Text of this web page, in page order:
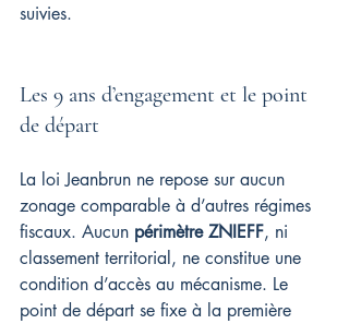
suivies.
Les 9 ans d’engagement et le point
de départ
La loi Jeanbrun ne repose sur aucun
zonage comparable à d’autres régimes
fiscaux. Aucun périmètre ZNIEFF, ni
classement territorial, ne constitue une
condition d’accès au mécanisme. Le
point de départ se fixe à la première